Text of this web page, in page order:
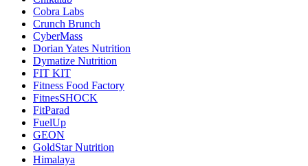
Cobra Labs
Crunch Brunch
CyberMass
Dorian Yates Nutrition
Dymatize Nutrition
FIT KIT
Fitness Food Factory
FitnesSHOCK
FitParad
FuelUp
GEON
GoldStar Nutrition
Himalaya